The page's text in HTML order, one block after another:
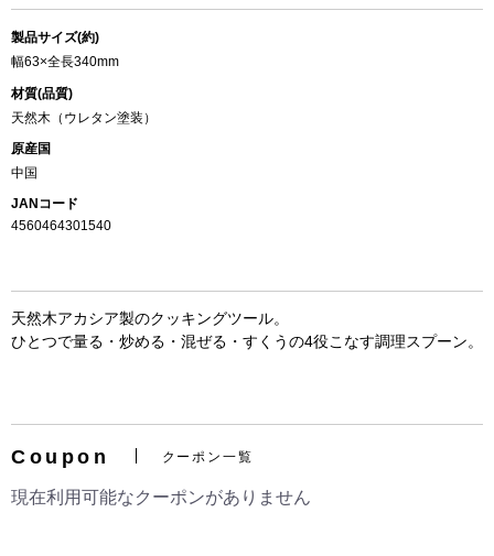
製品サイズ(約)
幅63×全長340mm
材質(品質)
天然木（ウレタン塗装）
原産国
中国
JANコード
4560464301540
天然木アカシア製のクッキングツール。
ひとつで量る・炒める・混ぜる・すくうの4役こなす調理スプーン。
Coupon クーポン一覧
現在利用可能なクーポンがありません